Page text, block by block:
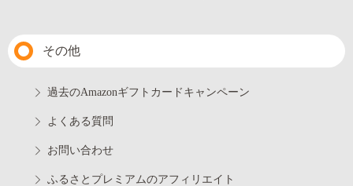
その他
過去のAmazonギフトカードキャンペーン
よくある質問
お問い合わせ
ふるさとプレミアムのアフィリエイト